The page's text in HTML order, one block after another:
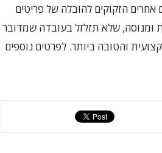
הזקוקים להובלה של פריטים
ומנוסה, שלא תזלזל בעובדה שמדובר
והטובה ביותר. לפרטים נוספים